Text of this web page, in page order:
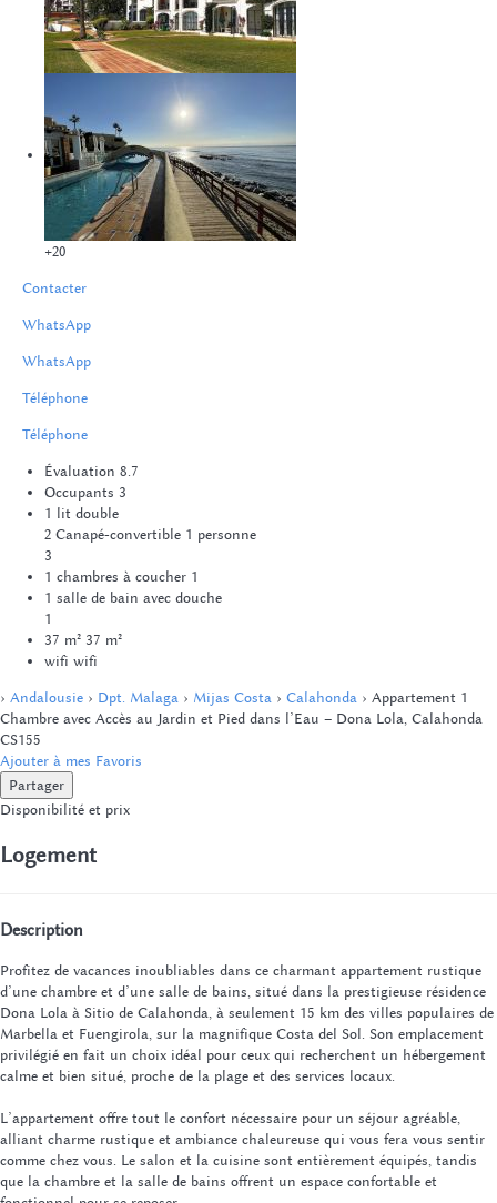
+20
Contacter
WhatsApp
WhatsApp
Téléphone
Téléphone
Évaluation 8.7
Occupants 3
1 lit double
2 Canapé-convertible 1 personne
3
1 chambres à coucher 1
1 salle de bain avec douche
1
37 m² 37 m²
wifi wifi
› Andalousie › Dpt. Malaga › Mijas Costa › Calahonda › Appartement 1
Chambre avec Accès au Jardin et Pied dans l’Eau – Dona Lola, Calahonda
CS155
Ajouter à mes Favoris
Partager
Disponibilité et prix
Logement
Description
Profitez de vacances inoubliables dans ce charmant appartement rustique
d’une chambre et d’une salle de bains, situé dans la prestigieuse résidence
Dona Lola à Sitio de Calahonda, à seulement 15 km des villes populaires de
Marbella et Fuengirola, sur la magnifique Costa del Sol. Son emplacement
privilégié en fait un choix idéal pour ceux qui recherchent un hébergement
calme et bien situé, proche de la plage et des services locaux.
L’appartement offre tout le confort nécessaire pour un séjour agréable,
alliant charme rustique et ambiance chaleureuse qui vous fera vous sentir
comme chez vous. Le salon et la cuisine sont entièrement équipés, tandis
que la chambre et la salle de bains offrent un espace confortable et